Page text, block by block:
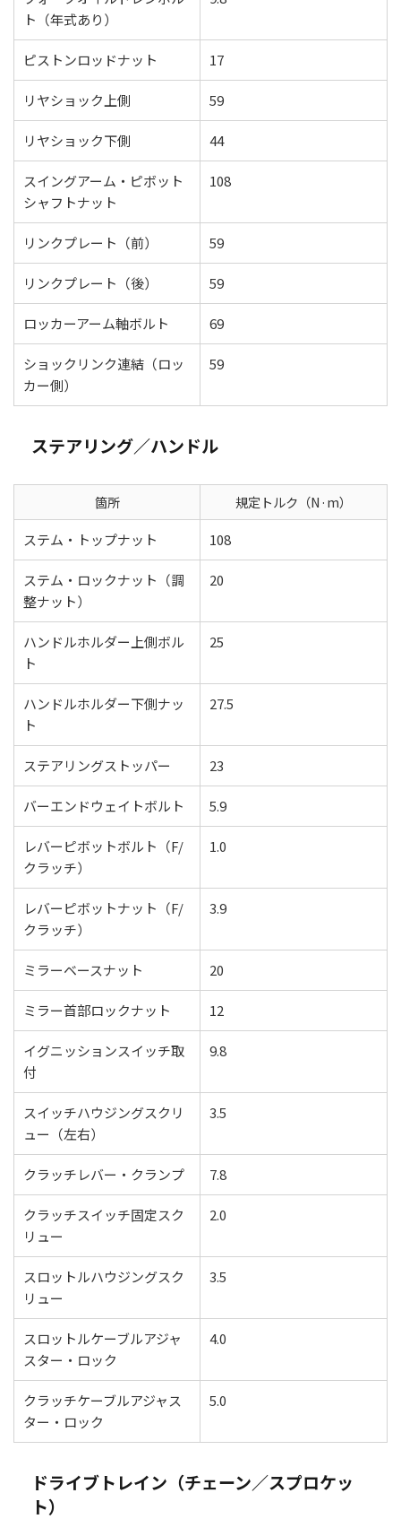
ト（年式あり）
ピストンロッドナット 17
リヤショック上側 59
リヤショック下側 44
スイングアーム・ピボット
シャフトナット
108
リンクプレート（前） 59
リンクプレート（後） 59
ロッカーアーム軸ボルト 69
ショックリンク連結（ロッ
カー側）
59
ステアリング／ハンドル
箇所
規定トルク（N·m）
ステム・トップナット
108
ステム・ロックナット（調
整ナット）
20
ハンドルホルダー上側ボル
ト
25
ハンドルホルダー下側ナッ
ト
27.5
ステアリングストッパー 23
バーエンドウェイトボルト 5.9
レバーピボットボルト（F/
クラッチ）
1.0
レバーピボットナット（F/
クラッチ）
3.9
ミラーベースナット 20
ミラー首部ロックナット 12
イグニッションスイッチ取
付
9.8
スイッチハウジングスクリ
ュー（左右）
3.5
クラッチレバー・クランプ 7.8
クラッチスイッチ固定スク
リュー
2.0
スロットルハウジングスク
リュー
3.5
スロットルケーブルアジャ
スター・ロック
4.0
クラッチケーブルアジャス
ター・ロック
5.0
ドライブトレイン（チェーン／スプロケッ
ト）